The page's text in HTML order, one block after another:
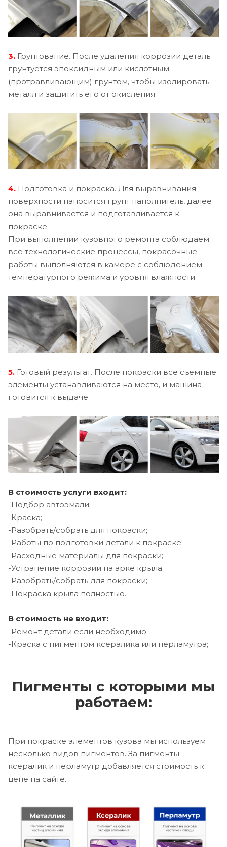
3. Грунтование. После удаления коррозии деталь
грунтуется эпоксидным или кислотным
(протравливающим) грунтом, чтобы изолировать
металл и защитить его от окисления.
4. Подготовка и покраска. Для выравнивания
поверхности наносится грунт наполнитель, далее
она выравнивается и подготавливается к
покраске.
При выполнении кузовного ремонта соблюдаем
все технологические процессы, покрасочные
работы выполняются в камере с соблюдением
температурного режима и уровня влажности.
5. Готовый результат. После покраски все съемные
элементы устанавливаются на место, и машина
готовится к выдаче.
В стоимость услуги входит:
-Подбор автоэмали;
-Краска;
-Разобрать/собрать для покраски;
-Работы по подготовки детали к покраске;
-Расходные материалы для покраски;
-Устранение коррозии на арке крыла;
-Разобрать/собрать для покраски;
-Покраска крыла полностью.
В стоимость не входит:
-Ремонт детали если необходимо;
-Краска с пигментом ксералика или перламутра;
Пигменты с которыми мы
работаем:
При покраске элементов кузова мы используем
несколько видов пигментов. За пигменты
ксералик и перламутр добавляется стоимость к
цене на сайте.